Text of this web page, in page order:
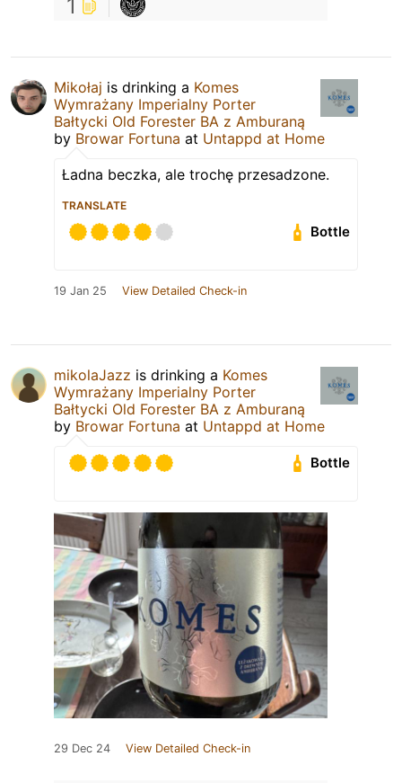
1
Mikołaj is drinking a Komes
Wymrażany Imperialny Porter
Bałtycki Old Forester BA z Amburaną
by Browar Fortuna at Untappd at Home
Ładna beczka, ale trochę przesadzone.
TRANSLATE
Bottle
19 Jan 25 View Detailed Check-in
mikolaJazz is drinking a Komes
Wymrażany Imperialny Porter
Bałtycki Old Forester BA z Amburaną
by Browar Fortuna at Untappd at Home
Bottle
29 Dec 24 View Detailed Check-in